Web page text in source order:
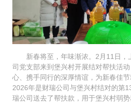
新春将至，年味渐浓。2月11日，
司党支部来到堡兴村开展结对帮扶活
心、携手同行的深厚情谊，为新春
2026年是财瑞公司与堡兴村结对的第
瑞公司送去了帮扶款，用于堡兴村弱势